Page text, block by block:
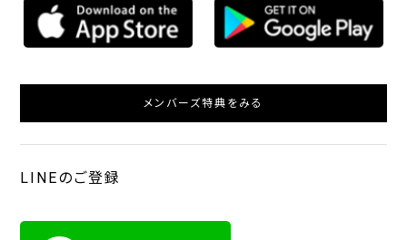
メンバーズ特典をみる
LINEのご登録